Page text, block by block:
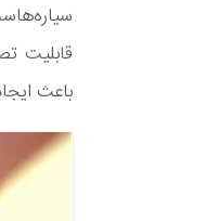
قابلیت
باعث